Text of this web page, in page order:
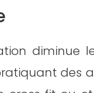
diminue
des